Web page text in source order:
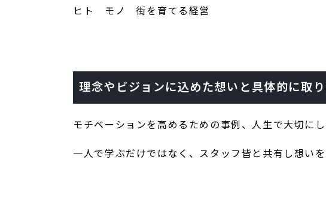
ヒト モノ 街を育てる経営
理念やビジョンに込めた想いと具体的に取
モチベーションを高めるための事例、人生で大切に
一人で学ぶだけではなく、スタッフ皆と共有し想い